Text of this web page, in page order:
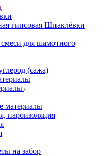
гипсовая Шпаклёвки
для шамотного
(сажа)
материалы
пароизоляция